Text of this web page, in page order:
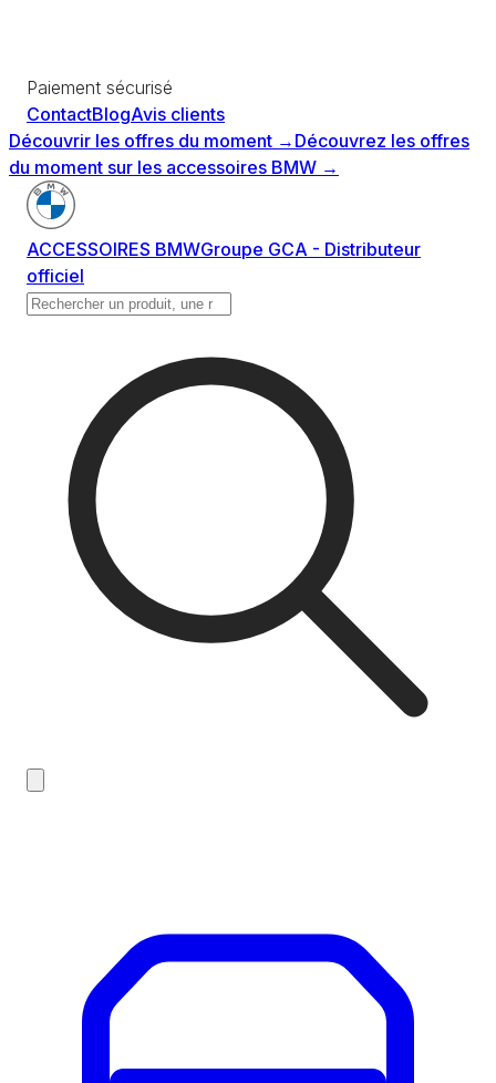
Paiement sécurisé
ContactBlogAvis clients
Découvrir les offres du moment → Découvrez les offres
du moment sur les accessoires BMW →
ACCESSOIRES BMWGroupe GCA - Distributeur
officiel